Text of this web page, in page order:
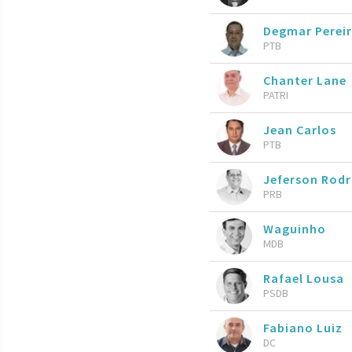
Degmar
PTB
Chanter Lane
PATRI
Jean Carlos
PTB
Jeferson
PRB
Waguinho
MDB
Rafael Lousa
PSDB
Fabiano Luiz
DC